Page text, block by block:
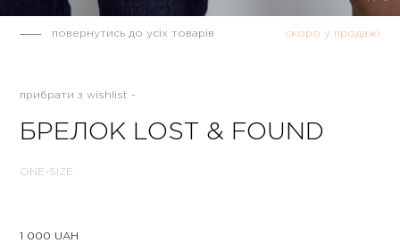
повернутись до усіх товарів скоро у продажі
прибрати з wishlist -
БРЕЛОК LOST & FOUND
ONE-SIZE
1 000 UAH